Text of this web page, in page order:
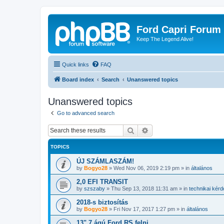
Ford Capri Forum
Keep The Legend Alive!
Quick links FAQ
Board index Search Unanswered topics
Unanswered topics
Go to advanced search
Search
TOPICS
ÚJ SZÁMLASZÁM!
by Bogyo28 » Wed Nov 06, 2019 2:19 pm » in általános
2,0 EFI TRANSIT
by szszaby » Thu Sep 13, 2018 11:31 am » in technikai
2018-s biztosítás
by Bogyo28 » Fri Nov 17, 2017 1:27 pm » in általános